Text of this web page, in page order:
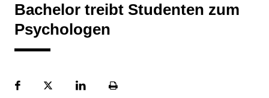
Bachelor treibt Studenten zum
Psychologen
FacebookPlattformLinekdInSeite